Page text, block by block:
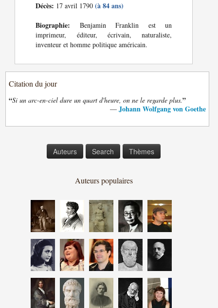
Décès: 17 avril 1790(à 84 ans)
Biographie: Benjamin Franklin est un
imprimeur, éditeur, écrivain, naturaliste,
inventeur et homme politique américain.
Citation du jour
“Si un arc-en-ciel dure un quart d'heure, on ne le regarde plus.”
— Johann Wolfgang von Goethe
Auteurs Search Thèmes
Auteurs populaires